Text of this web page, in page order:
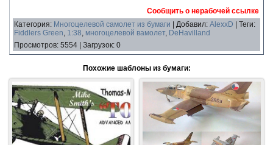
Сообщить о нерабочей ссылке
Категория: Многоцелевой самолет из бумаги Добавил: AlexxD Теги:
Fiddlers Green, 1:38, многоцелевой вамолет, DeHavilland
Просмотров: 5554 Загрузок: 0
Похожие шаблоны из бумаги: